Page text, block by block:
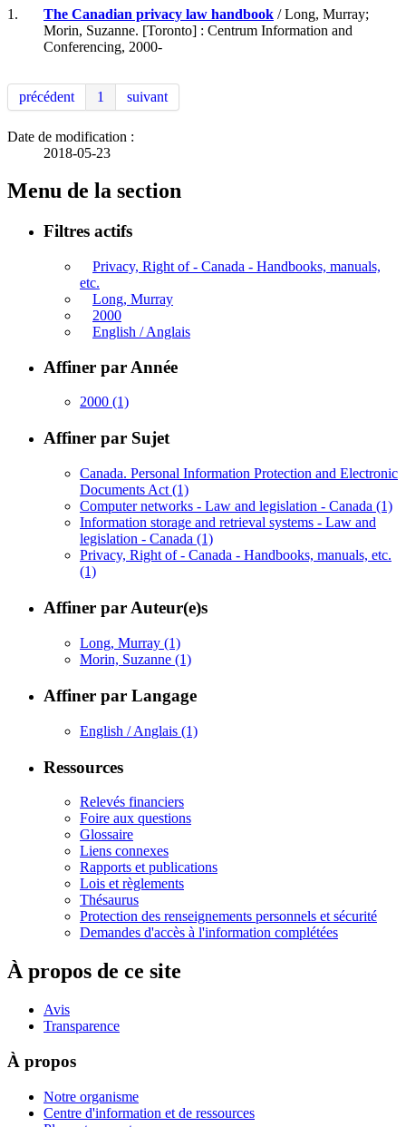
1. The Canadian privacy law handbook / Long, Murray;
Morin, Suzanne. [Toronto] : Centrum Information and
Conferencing, 2000-
précédent 1 suivant
Date de modification :
2018-05-23
Menu de la section
Filtres actifs
Privacy, Right of - Canada - Handbooks, manuals,
etc.
Long, Murray
2000
English / Anglais
Affiner par Année
2000 (1)
Affiner par Sujet
Canada. Personal Information Protection and Electronic
Documents Act (1)
Computer networks - Law and legislation - Canada (1)
Information storage and retrieval systems - Law and
legislation - Canada (1)
Privacy, Right of - Canada - Handbooks, manuals, etc.
(1)
Affiner par Auteur(e)s
Long, Murray (1)
Morin, Suzanne (1)
Affiner par Langage
English / Anglais (1)
Ressources
Relevés financiers
Foire aux questions
Glossaire
Liens connexes
Rapports et publications
Lois et règlements
Thésaurus
Protection des renseignements personnels et sécurité
Demandes d'accès à l'information complétées
À propos de ce site
Avis
Transparence
À propos
Notre organisme
Centre d'information et de ressources